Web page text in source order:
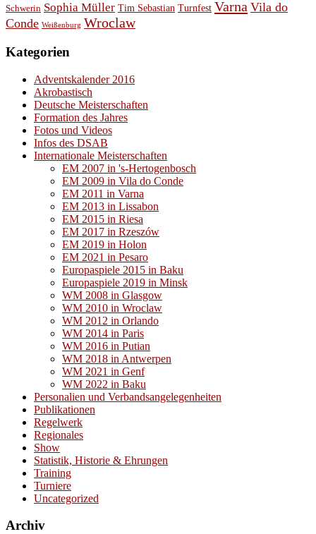
Schwerin Sophia Müller Tim Sebastian Turnfest Varna Vila do
Conde Weißenburg Wroclaw
Kategorien
Adventskalender 2016
Akrobastisch
Deutsche Meisterschaften
Formation des Jahres
Fotos und Videos
Infos des DSAB
Internationale Meisterschaften
EM 2007 in 's-Hertogenbosch
EM 2009 in Vila do Conde
EM 2011 in Varna
EM 2013 in Lissabon
EM 2015 in Riesa
EM 2017 in Rzeszów
EM 2019 in Holon
EM 2021 in Pesaro
Europaspiele 2015 in Baku
Europaspiele 2019 in Minsk
WM 2008 in Glasgow
WM 2010 in Wroclaw
WM 2012 in Orlando
WM 2014 in Paris
WM 2016 in Putian
WM 2018 in Antwerpen
WM 2021 in Genf
WM 2022 in Baku
Personalien und Verbandsangelegenheiten
Publikationen
Regelwerk
Regionales
Show
Statistik, Historie & Ehrungen
Training
Turniere
Uncategorized
Archiv